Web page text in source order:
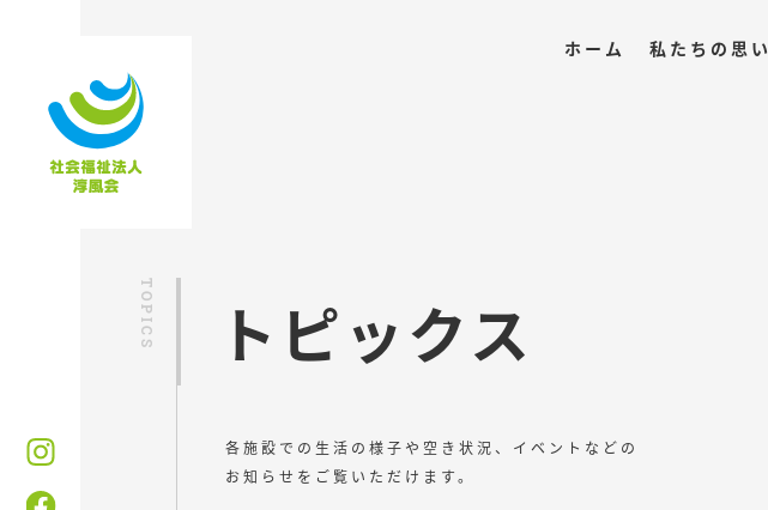
ホーム 私たちの思い
トピックス
各施設での生活の様子や空き状況、イベントなどの
お知らせをご覧いただけます。